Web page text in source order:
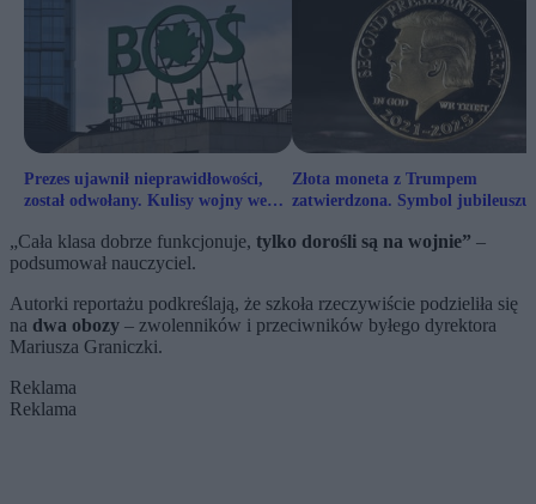
Prezes ujawnił nieprawidłowości,
został odwołany. Kulisy wojny we
Złota moneta z Trumpem
zatwierdzona. Symbol jubileuszu
„Cała klasa dobrze funkcjonuje, tylko dorośli są na wojnie” –
podsumował nauczyciel.
Autorki reportażu podkreślają, że szkoła rzeczywiście podzieliła się
na dwa obozy – zwolenników i przeciwników byłego dyrektora
Mariusza Graniczki.
Reklama
Reklama